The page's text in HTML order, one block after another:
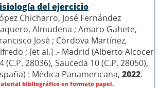
del ejercicio
Chicharro, José Fernández
Almudena ; Amaro Gahete,
José ; Córdova Martínez,
; [et al.] .- Madrid (Alberto Alcocer
(C.P. 28036), Sauceda 10 (C.P. 28050),
: Médica Panamericana, 2022.
bibliográfico en formato papel.